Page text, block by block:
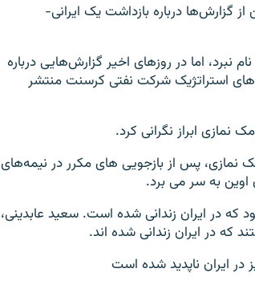
درباره بازداشت یک ایرانی-
اما در روز‌های اخیر گزارش‌هایی درباره
استراتژیک شرکت نفتی کرسنت منتشر
نمازی ابراز نگرانی کرد.
نمازی، پس از بازجویی های مکرر در نیمه‌های
اوین به سر می برد.
در ایران زندانی شده است. سعید عابدینی،
که در ایران زندانی شده اند.
در ایران ناپدید شده است